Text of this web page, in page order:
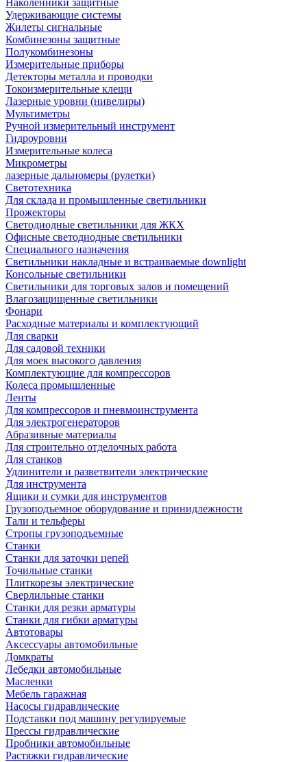
Наколенники защитные
Удерживающие системы
Жилеты сигнальные
Комбинезоны защитные
Полукомбинезоны
Измерительные приборы
Детекторы металла и проводки
Токоизмерительные клещи
Лазерные уровни (нивелиры)
Мультиметры
Ручной измерительный инструмент
Гидроуровни
Измерительные колеса
Микрометры
лазерные дальномеры (рулетки)
Светотехника
Для склада и промышленные светильники
Прожекторы
Светодиодные светильники для ЖКХ
Офисные светодиодные светильники
Специального назначения
Светильники накладные и встраиваемые downlight
Консольные светильники
Светильники для торговых залов и помещений
Влагозащищенные светильники
Фонари
Расходные материалы и комплектующий
Для сварки
Для садовой техники
Для моек высокого давления
Комплектующие для компрессоров
Колеса промышленные
Ленты
Для компрессоров и пневмоинструмента
Для электрогенераторов
Абразивные материалы
Для строительно отделочных работа
Для станков
Удлинители и разветвители электрические
Для инструмента
Ящики и сумки для инструментов
Грузоподъемное оборудование и принидлежности
Тали и тельферы
Стропы грузоподъемные
Станки
Станки для заточки цепей
Точильные станки
Плиткорезы электрические
Сверлильные станки
Станки для резки арматуры
Станки для гибки арматуры
Автотовары
Аксессуары автомобильные
Домкраты
Лебедки автомобильные
Масленки
Мебель гаражная
Насосы гидравлические
Подставки под машину регулируемые
Прессы гидравлические
Пробники автомобильные
Растяжки гидравлические